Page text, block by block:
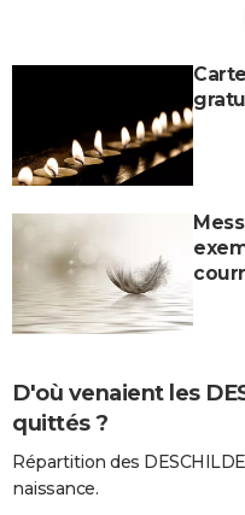
D'où venaient les
quittés ?
Répartition des
naissance.